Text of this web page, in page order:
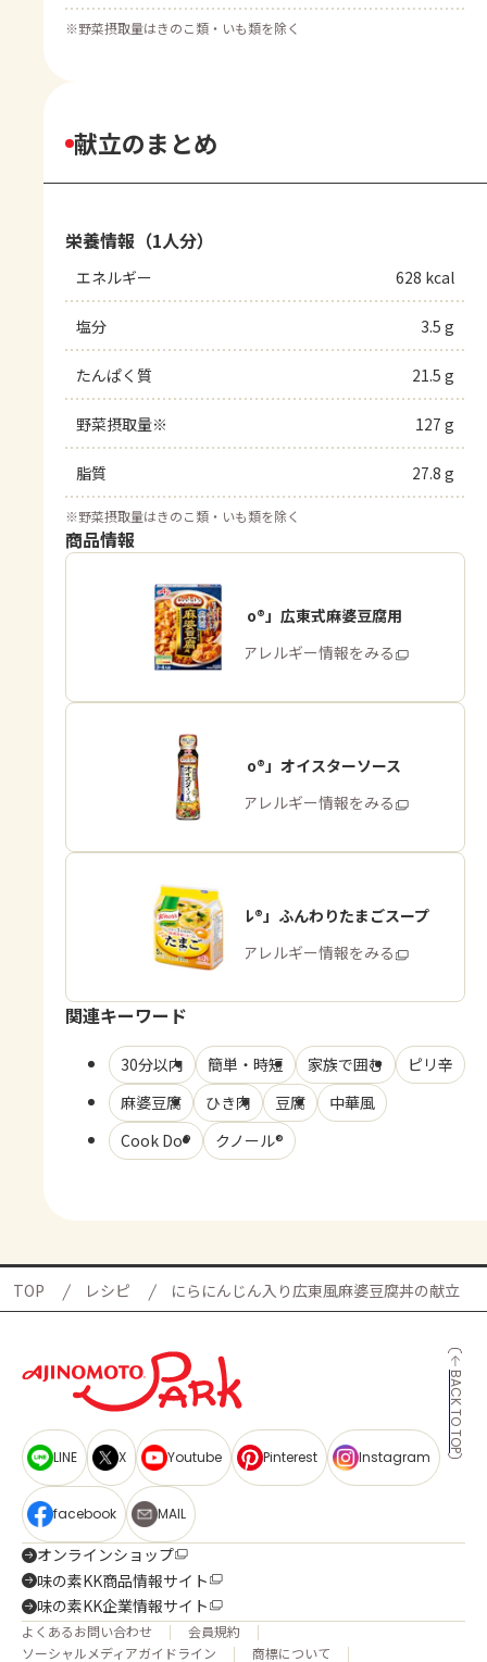
※野菜摂取量はきのこ類・いも類を除く
献立のまとめ
栄養情報（1人分）
エネルギー 628 kcal
塩分 3.5 g
たんぱく質 21.5 g
野菜摂取量※ 127 g
脂質 27.8 g
※野菜摂取量はきのこ類・いも類を除く
商品情報
「Cook Do®」広東式麻婆豆腐用
商品・アレルギー情報をみる
「Cook Do®」オイスターソース
商品・アレルギー情報をみる
「クノール®」ふんわりたまごスープ
商品・アレルギー情報をみる
関連キーワード
30分以内 簡単・時短 家族で囲む
ピリ辛
麻婆豆腐
ひき肉 豆腐
中華風
Cook Do®
クノール®
TOP レシピ にらにんじん入り広東風麻婆豆腐丼の献立
BACK TO TOP
LINE X Youtube Pinterest Instagram
facebook MAIL
オンラインショップ
味の素KK商品情報サイト
味の素KK企業情報サイト
よくあるお問い合わせ
会員規約
ソーシャルメディアガイドライン
商標について